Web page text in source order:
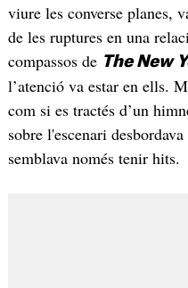
viure les converse planes,
de les ruptures en una
compassos de The New
l’atenció va estar en ells.
com si es tractés d’un
sobre l'escenari
semblava només tenir hits.